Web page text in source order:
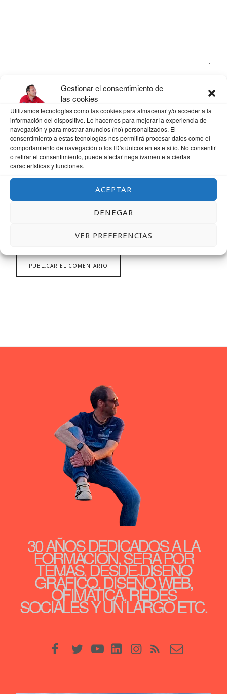
Gestionar el consentimiento de
las cookies
Utilizamos tecnologías como las cookies para almacenar y/o acceder a la
información del dispositivo. Lo hacemos para mejorar la experiencia de
navegación y para mostrar anuncios (no) personalizados. El
consentimiento a estas tecnologías nos permitirá procesar datos como el
comportamiento de navegación o los ID's únicos en este sitio. No consentir
o retirar el consentimiento, puede afectar negativamente a ciertas
características y funciones.
ACEPTAR
DENEGAR
VER PREFERENCIAS
NOMBRE
CORREO ELECTRÓNICO*
PARA LA PRÓXIMA VEZ QUE COMENTE.
30 AÑOS DEDICADOS A LA
FORMACIÓN, SERÁ POR
TEMAS, DESDE DISEÑO
GRÁFICO, DISEÑO WEB,
OFIMÁTICA, REDES
SOCIALES Y UN LARGO ETC.